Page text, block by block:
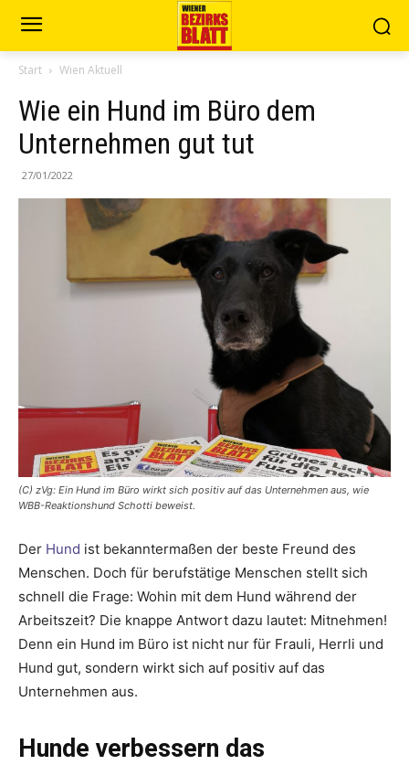
Start Wien Aktuell
Wie ein Hund im Büro dem
Unternehmen gut tut
27/01/2022
(C) zVg: Ein Hund im Büro wirkt sich positiv auf das Unternehmen aus, wie
WBB-Reaktionshund Schotti beweist.
Der Hund ist bekanntermaßen der beste Freund des
Menschen. Doch für berufstätige Menschen stellt sich
schnell die Frage: Wohin mit dem Hund während der
Arbeitszeit? Die knappe Antwort dazu lautet: Mitnehmen!
Denn ein Hund im Büro ist nicht nur für Frauli, Herrli und
Hund gut, sondern wirkt sich auf positiv auf das
Unternehmen aus.
Hunde verbessern das